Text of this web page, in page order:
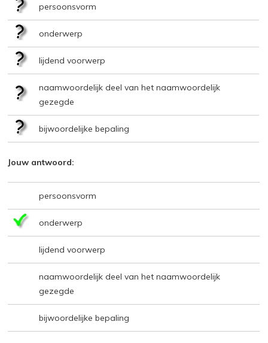
persoonsvorm
onderwerp
lijdend voorwerp
naamwoordelijk deel van het naamwoordelijk
gezegde
bijwoordelijke bepaling
Jouw antwoord:
persoonsvorm
onderwerp
lijdend voorwerp
naamwoordelijk deel van het naamwoordelijk
gezegde
bijwoordelijke bepaling